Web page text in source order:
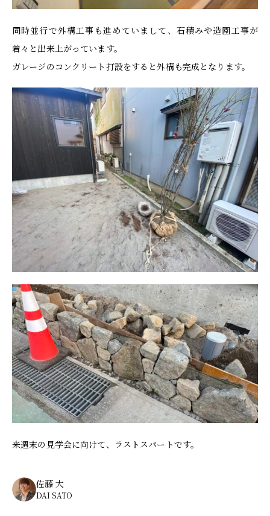
同時並行で外構工事も進めていまして、石積みや造園工事が
着々と出来上がっています。
ガレージのコンクリート打設をすると外構も完成となります。
来週末の見学会に向けて、ラストスパートです。
佐藤 大
DAI SATO